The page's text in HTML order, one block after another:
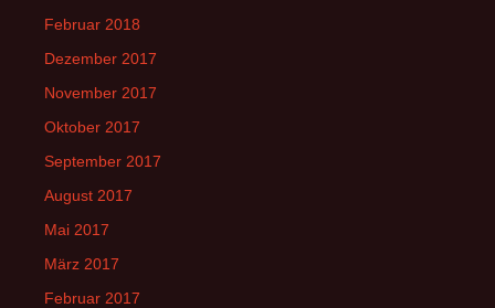
Februar 2018
Dezember 2017
November 2017
Oktober 2017
September 2017
August 2017
Mai 2017
März 2017
Februar 2017